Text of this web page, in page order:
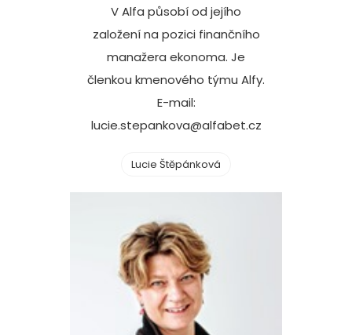
V Alfa působí od jejího
založení na pozici finančního
manažera ekonoma. Je
členkou kmenového týmu Alfy.
E-mail:
lucie.stepankova@alfabet.cz
Lucie Štěpánková